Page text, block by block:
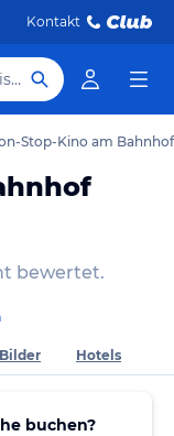
Kontakt
Hotel, Reiseziel
Stop-Kino am Bahnhof
bewertet.
Bilder Hotels
buchen?